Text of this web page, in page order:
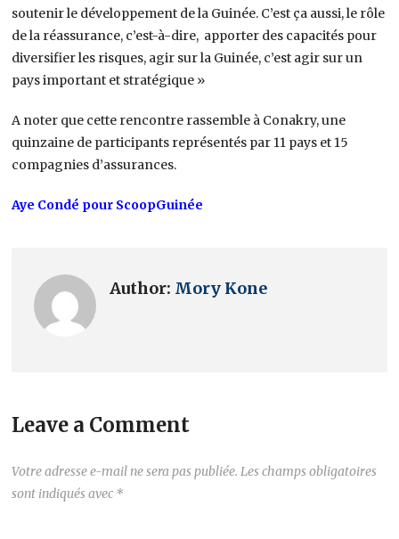
soutenir le développement de la Guinée. C’est ça aussi, le rôle
de la réassurance, c’est-à-dire, apporter des capacités pour
diversifier les risques, agir sur la Guinée, c’est agir sur un
pays important et stratégique »
A noter que cette rencontre rassemble à Conakry, une
quinzaine de participants représentés par 11 pays et 15
compagnies d’assurances.
Aye Condé pour ScoopGuinée
Author: Mory Kone
Leave a Comment
Votre adresse e-mail ne sera pas publiée. Les champs obligatoires
sont indiqués avec *